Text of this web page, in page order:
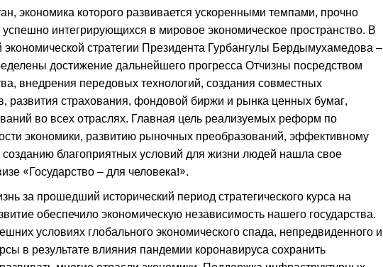
экономика которого развивается ускоренными темпами, прочно
интегрирующихся в мировое экономическое пространство. В
экономической стратегии Президента Гурбангулы Бердымухамедова –
достижение дальнейшего прогресса Отчизны посредством
внедрения передовых технологий, создания совместных
развития страхования, фондовой биржи и рынка ценных бумаг,
во всех отраслях. Главная цель реализуемых реформ по
экономики, развитию рыночных преобразований, эффективному
благоприятных условий для жизни людей нашла свое
«Государство – для человека!».
за прошедший исторический период стратегического курса на
обеспечило экономическую независимость нашего государства.
условиях глобального экономического спада, непредвиденного и
в результате влияния пандемии коронавируса сохранить